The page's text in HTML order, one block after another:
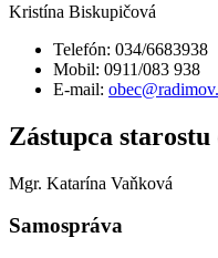
Kristína Biskupičová
Telefón: 034/6683938
Mobil: 0911/083 938
E-mail:
Zástupca starostu
Mgr. Katarína Vaňková
Samospráva